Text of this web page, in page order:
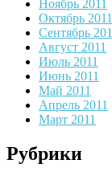
Ноябрь 2011
Октябрь 2011
Сентябрь
Август 2011
Июль 2011
Июнь 2011
Май 2011
Апрель 2011
Март 2011
Рубрики